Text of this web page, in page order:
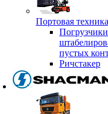
Портовая
пустых
Ричстакер